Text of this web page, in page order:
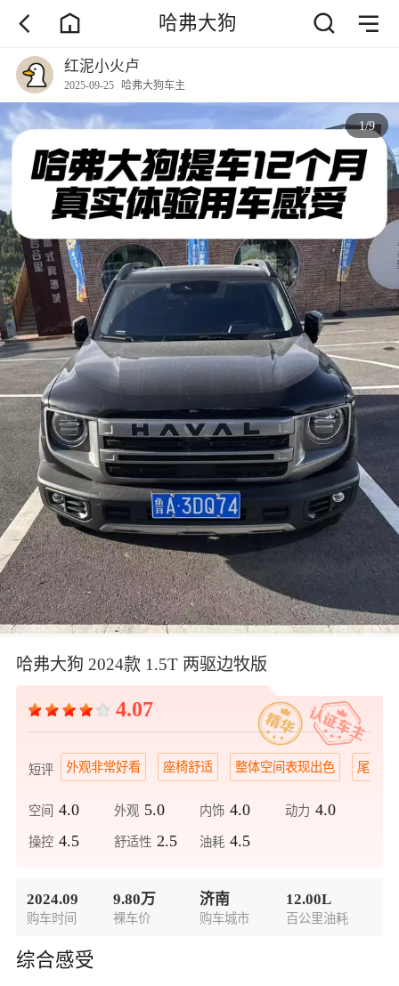
哈弗大狗
红泥小火卢
2025-09-25 哈弗大狗车主
1/9
哈弗大狗 2024款 1.5T 两驱边牧版
4.07
短评 外观非常好看 座椅舒适 整体空间表现出色 尾部好
空间 4.0 外观 5.0 内饰 4.0 动力 4.0
操控 4.5 舒适性 2.5 油耗 4.5
2024.09
购车时间
9.80万
裸车价
济南
购车城市
12.00L
百公里油耗
综合感受